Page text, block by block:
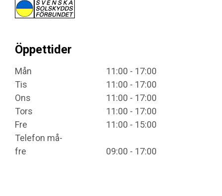
Öppettider
Mån
11:00 - 17:00
Tis
11:00 - 17:00
Ons
11:00 - 17:00
Tors
11:00 - 17:00
Fre
11:00 - 15:00
Telefon må-
fre
09:00 - 17:00